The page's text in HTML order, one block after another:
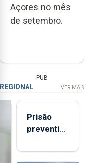
Açores no mês
de setembro.
PUB
REGIONAL VER MAIS
Prisão
preventiva
suspeito